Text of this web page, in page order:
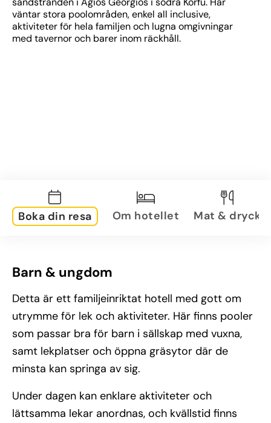
väntar stora poolområden, enkel all inclusive,
aktiviteter för hela familjen och lugna omgivningar
med tavernor och barer inom räckhåll.
Boka din resa Om hotellet Mat & dryck
Barn & ungdom
Detta är ett familjeinriktat hotell med gott om
utrymme för lek och aktiviteter. Här finns pooler
som passar bra för barn i sällskap med vuxna,
samt lekplatser och öppna gräsytor där de
minsta kan springa av sig.
Under dagen kan enklare aktiviteter och
lättsamma lekar anordnas, och kvällstid finns